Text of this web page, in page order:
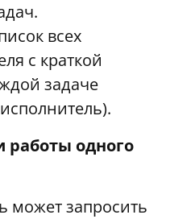
всех
с краткой
задаче
работы одного
может запросить